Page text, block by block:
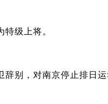
级上将。
别，对南京停止排日运